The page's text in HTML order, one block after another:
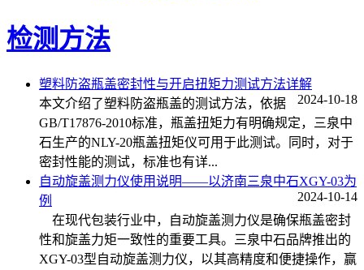
检测方法
塑料防盗瓶盖密封性与开启扭矩力测试方法详解
2024-10-18
本文介绍了塑料防盗瓶盖的测试方法，依据
GB/T17876-2010标准，瓶盖扭矩力有明确规定，三泉中
石生产的NLY-20瓶盖扭矩仪可用于此测试。同时，对于
密封性能的测试，标准也有详...
自动旋盖测力仪使用说明——以济南三泉中石XGY-03为
例
2024-10-14
在现代包装行业中，自动旋盖测力仪是确保瓶盖密封
性和旋盖力矩一致性的重要工具。三泉中石品牌推出的
XGY-03型自动旋盖测力仪，以其高精度和便捷操作，赢